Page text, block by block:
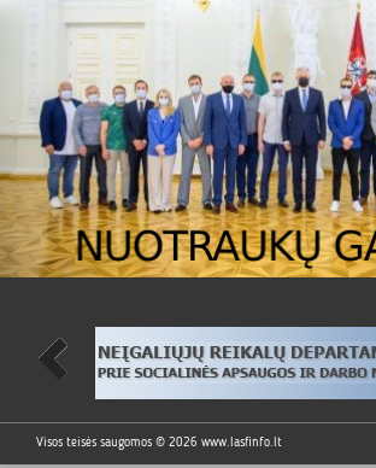
Visos teisės saugomos © 2026 www.lasfinfo.lt